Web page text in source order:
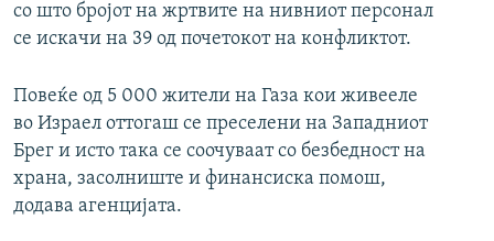
со што бројот на жртвите на нивниот персонал
се искачи на 39 од почетокот на конфликтот.
Повеќе од 5 000 жители на Газа кои живееле
во Израел оттогаш се преселени на Западниот
Брег и исто така се соочуваат со безбедност на
храна, засолниште и финансиска помош,
додава агенцијата.